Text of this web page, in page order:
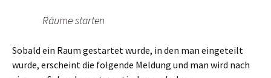
Sobald ein Raum gestartet wurde, in den man eingeteilt
ein paar Sekunden automatisch verschoben: